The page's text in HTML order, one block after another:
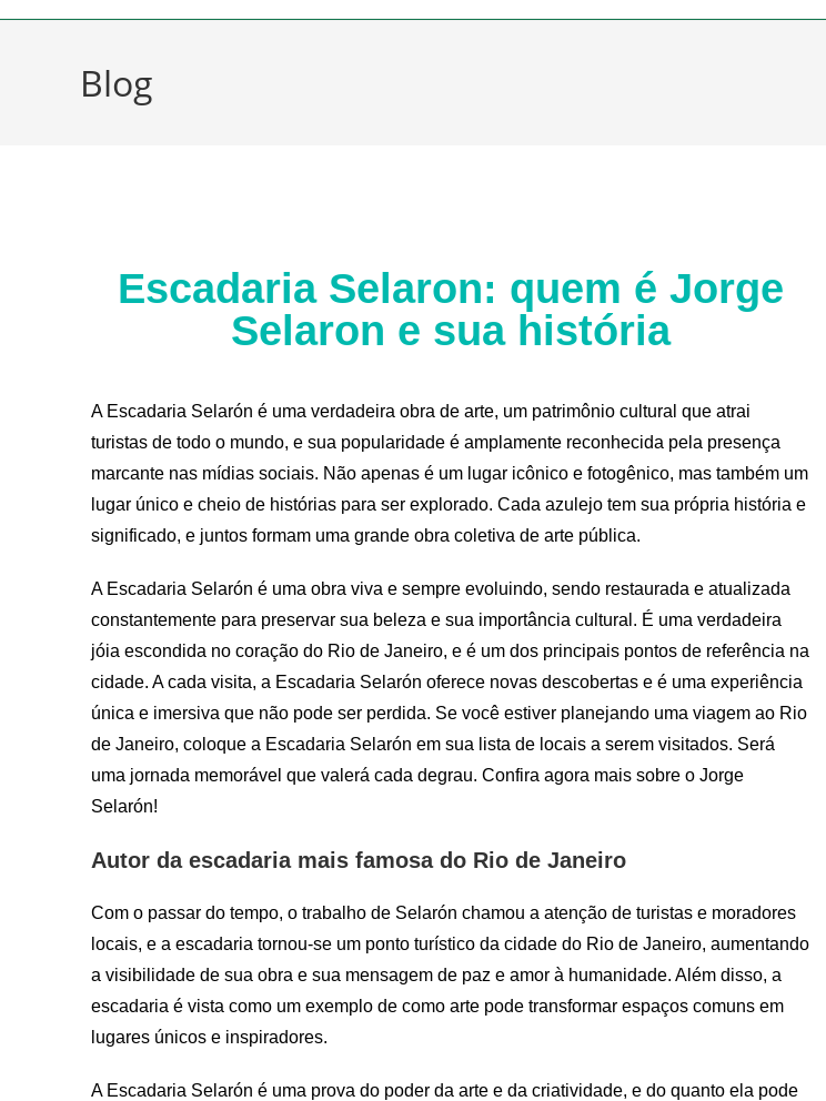
Blog
Escadaria Selaron: quem é Jorge
Selaron e sua história
A Escadaria Selarón é uma verdadeira obra de arte, um patrimônio cultural que atrai
turistas de todo o mundo, e sua popularidade é amplamente reconhecida pela presença
marcante nas mídias sociais. Não apenas é um lugar icônico e fotogênico, mas também um
lugar único e cheio de histórias para ser explorado. Cada azulejo tem sua própria história e
significado, e juntos formam uma grande obra coletiva de arte pública.
A Escadaria Selarón é uma obra viva e sempre evoluindo, sendo restaurada e atualizada
constantemente para preservar sua beleza e sua importância cultural. É uma verdadeira
jóia escondida no coração do Rio de Janeiro, e é um dos principais pontos de referência na
cidade. A cada visita, a Escadaria Selarón oferece novas descobertas e é uma experiência
única e imersiva que não pode ser perdida. Se você estiver planejando uma viagem ao Rio
de Janeiro, coloque a Escadaria Selarón em sua lista de locais a serem visitados. Será
uma jornada memorável que valerá cada degrau. Confira agora mais sobre o Jorge
Selarón!
Autor da escadaria mais famosa do Rio de Janeiro
Com o passar do tempo, o trabalho de Selarón chamou a atenção de turistas e moradores
locais, e a escadaria tornou-se um ponto turístico da cidade do Rio de Janeiro, aumentando
a visibilidade de sua obra e sua mensagem de paz e amor à humanidade. Além disso, a
escadaria é vista como um exemplo de como arte pode transformar espaços comuns em
lugares únicos e inspiradores.
A Escadaria Selarón é uma prova do poder da arte e da criatividade, e do quanto ela pode